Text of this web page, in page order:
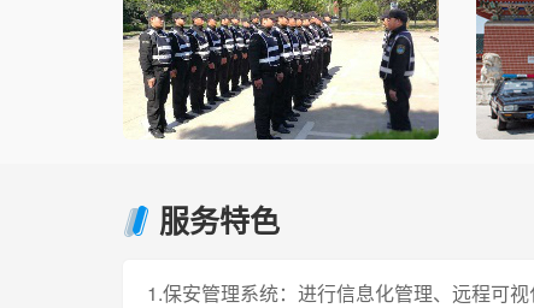
服务特色
1.保安管理系统：进行信息化管理、远程可视